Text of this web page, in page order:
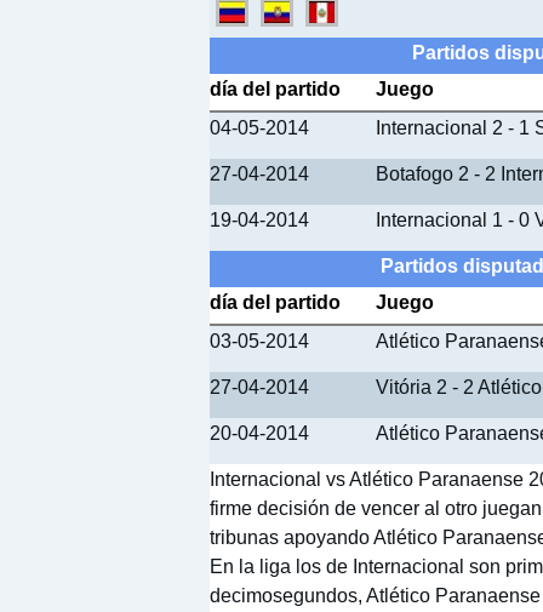
Partidos
día del partido
Juego
04-05-2014
Internacional 2 - 1
27-04-2014 Botafogo 2 - 2
19-04-2014 Internacional 1 - 0
Partidos
día del partido
Juego
03-05-2014
Atlético
27-04-2014 Vitória 2 - 2
20-04-2014 Atlético
Internacional vs Atlético Paranaense
firme decisión de vencer al otro
tribunas apoyando Atlético
En la liga los de Internacional son
decimosegundos, Atlético